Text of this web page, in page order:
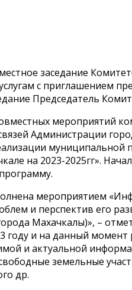
заседание
с приглашением
Председатель
мероприятий
Администрации
муниципальной
на 2023-2025гг».
мероприятием
и перспектив его
Махачкалы)», –
году и на данный
и актуальной
земельные
др.